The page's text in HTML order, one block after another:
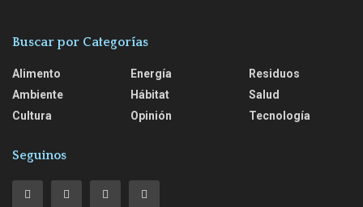
Buscar por Categorías
Alimento
Ambiente
Cultura
Energía
Hábitat
Opinión
Residuos
Salud
Tecnología
Seguinos